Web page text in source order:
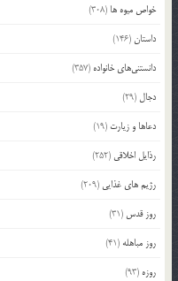
خواص میوه ها (308)
داستان(146)
دانستنی‌های خانواده (357)
دجال (29)
دعاها و زیارت (19)
رذایل اخلاقی (252)
رژیم های غذایی (209)
روز قدس (31)
روز مباهله (41)
روزه (93)